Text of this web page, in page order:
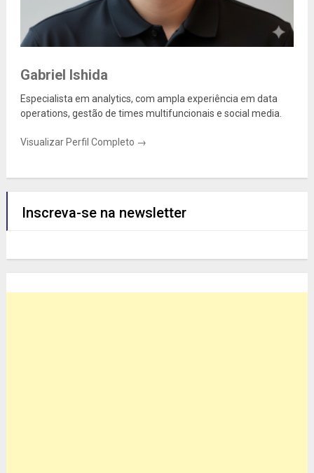
Gabriel Ishida
Especialista em analytics, com ampla experiência em data
operations, gestão de times multifuncionais e social media.
Visualizar Perfil Completo →
Inscreva-se na newsletter